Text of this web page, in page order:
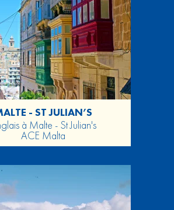
- ST JULIAN’S
à Malte - St Julian's
ACE Malta